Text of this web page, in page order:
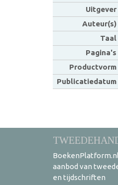
Uitgever
Auteur(s)
Taal
Pagina's
Productvorm
Publicatiedatum
aanbod van
en tijdschriften